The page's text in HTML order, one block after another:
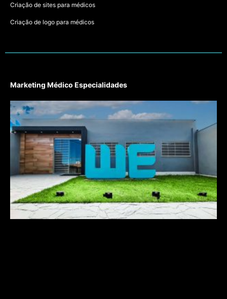
Criação de sites para médicos
Criação de logo para médicos
Marketing Médico Especialidades